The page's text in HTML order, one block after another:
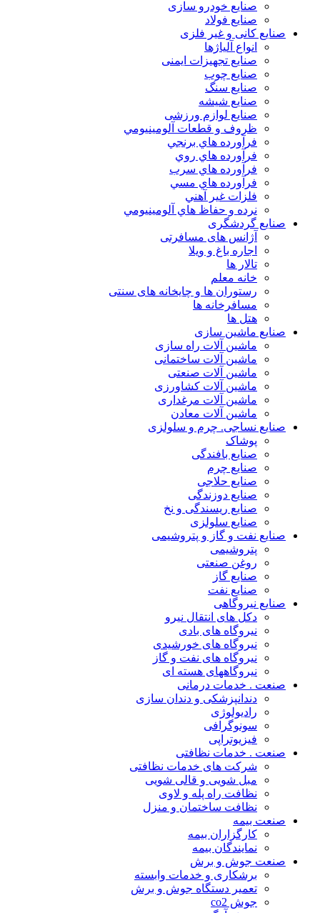
صنایع خودرو سازی
صنایع فولاد
صنایع کانی و غیر فلزی
انواع آلياژها
صنایع تجهیزات ایمنی
صنایع چوب
صنایع سنگ
صنایع شیشه
صنایع لوازم ورزشی
ظروف و قطعات آلومينيومي
فرآورده هاي برنجي
فرآورده هاي روي
فرآورده هاي سرب
فرآورده هاي مسي
فلزات غير آهني
نرده و حفاظ هاي آلومينيومي
صنایع گردشگری
آژانس های مسافرتی
اجاره باغ و ویلا
تالار ها
خانه معلم
رستوران ها و چایخانه های سنتی
مسافرخانه ها
هتل ها
صنایع ماشین سازی
ماشین آلات راه سازی
ماشین آلات ساختمانی
ماشین آلات صنعتی
ماشین آلات کشاورزی
ماشین آلات مرغداری
ماشین آلات معادن
صنایع نساجی. چرم و سلولزی
پوشاک
صنایع بافندگی
صنایع چرم
صنایع حلاجی
صنایع دوزندگی
صنایع ریسندگی و نخ
صنایع سلولزی
صنایع نفت و گاز و پتروشیمی
پتروشیمی
روغن صنعتی
صنایع گاز
صنایع نفت
صنایع نیروگاهی
دکل های انتقال نیرو
نیروگاه های بادی
نیروگاه های خورشیدی
نیروگاه های نفت و گاز
نیروگاههای هسته ای
صنعت . خدمات درمانی
دندانپزشکی و دندان سازی
رادیولوژی
سونوگرافی
فیزیوتراپی
صنعت . خدمات نظافتی
شرکت های خدمات نظافتی
مبل شویی و قالی شویی
نظافت راه پله و لاوی
نظافت ساختمان و منزل
صنعت بیمه
کارگزاران بیمه
نمایندگان بیمه
صنعت جوش و برش
برشکاری و خدمات وابسته
تعمیر دستگاه جوش و برش
جوش co2